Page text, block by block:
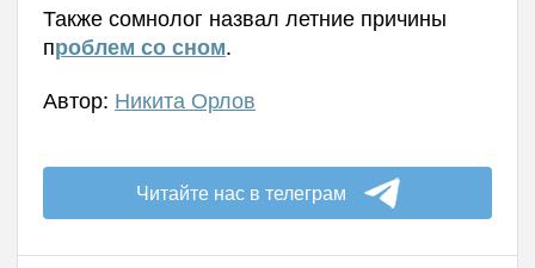
Также сомнолог назвал летние причины
проблем со сном.
Автор: Никита Орлов
Читайте нас в телеграм